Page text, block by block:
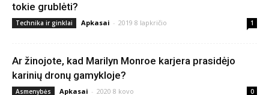
tokie grublėti?
Technika ir ginklai Apkasai - 2019 8 lapkričio 1
Ar žinojote, kad Marilyn Monroe karjera prasidėjo
karinių dronų gamykloje?
Asmenybės Apkasai - 2020 8 kovo 0